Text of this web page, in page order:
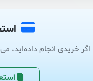
اگر خریدی انجام داده‌اید،